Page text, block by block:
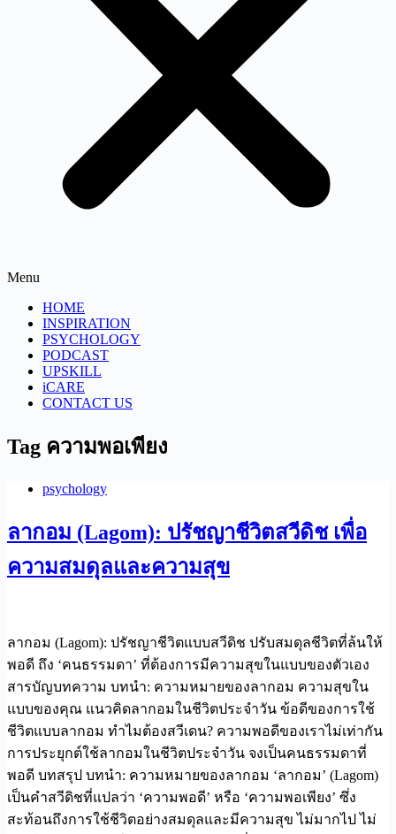
Menu
HOME
INSPIRATION
PSYCHOLOGY
PODCAST
UPSKILL
iCARE
CONTACT US
Tag ความพอเพียง
psychology
ลากอม (Lagom): ปรัชญาชีวิตสวีดิช เพื่อ
ความสมดุลและความสุข
ลากอม (Lagom): ปรัชญาชีวิตแบบสวีดิช ปรับสมดุลชีวิตที่ล้นให้
พอดี ถึง ‘คนธรรมดา’ ที่ต้องการมีความสุขในแบบของตัวเอง
สารบัญบทความ บทนำ: ความหมายของลากอม ความสุขใน
แบบของคุณ แนวคิดลากอมในชีวิตประจำวัน ข้อดีของการใช้
ชีวิตแบบลากอม ทำไมต้องสวีเดน? ความพอดีของเราไม่เท่ากัน
การประยุกต์ใช้ลากอมในชีวิตประจำวัน จงเป็นคนธรรมดาที่
พอดี บทสรุป บทนำ: ความหมายของลากอม ‘ลากอม’ (Lagom)
เป็นคำสวีดิชที่แปลว่า ‘ความพอดี’ หรือ ‘ความพอเพียง’ ซึ่ง
สะท้อนถึงการใช้ชีวิตอย่างสมดุลและมีความสุข ไม่มากไป ไม่